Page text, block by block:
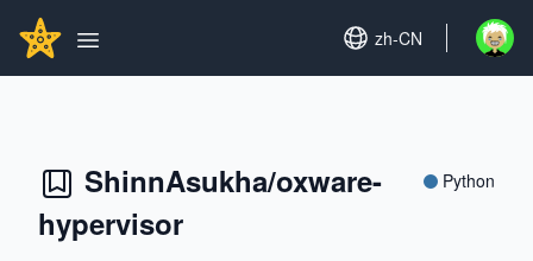
GITHUBSTAR
Open main menu
Set language
zh-CN Open
ShinnAsukha/oxware-
hypervisor
Python